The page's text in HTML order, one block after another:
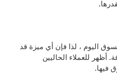
اليوم ، لذا فإن أي ميزة قد
للعملاء الحاليين
فيها.